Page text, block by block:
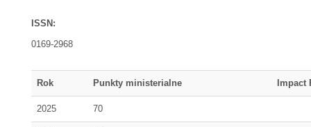
ISSN:
0169-2968
Rok Punkty ministerialne Impact
2025 70